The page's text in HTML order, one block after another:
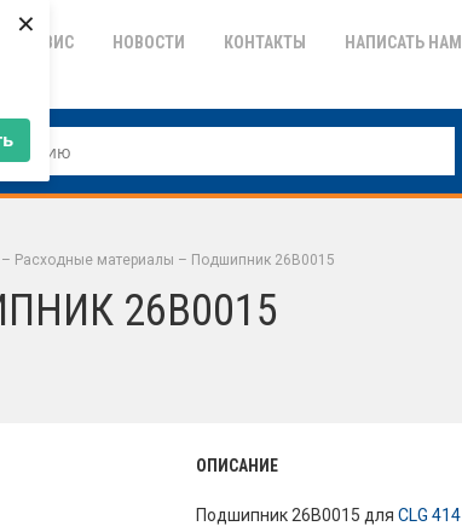
×СЕРВИС НОВОСТИ КОНТАКТЫ НАПИСАТЬ НАМ
– Расходные материалы – Подшипник 26B0015
26B0015
ОПИСАНИЕ
Подшипник 26B0015 дляCLG 414